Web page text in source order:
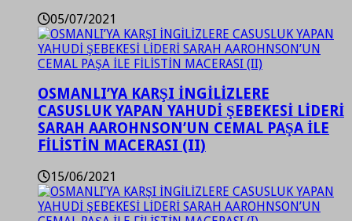
05/07/2021
OSMANLI’YA KARŞI İNGİLİZLERE
CASUSLUK YAPAN YAHUDİ ŞEBEKESİ LİDERİ
SARAH AAROHNSON’UN CEMAL PAŞA İLE
FİLİSTİN MACERASI (II)
15/06/2021